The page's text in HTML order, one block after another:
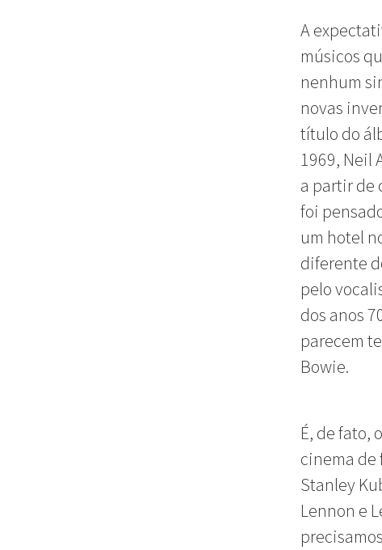
A
músicos
nenhum
novas
título do
1969, Neil
a partir de
foi
um hotel
diferente
pelo
dos anos
parecem
Bowie.
É, de fato,
cinema de
Stanley
Lennon e